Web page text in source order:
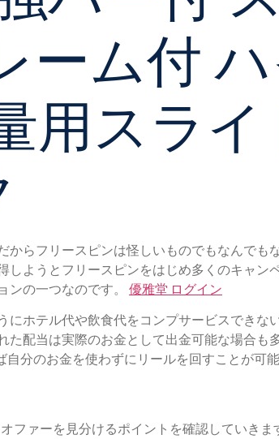
ーム付
用スライ
らフリースピンは怪しいものでもなんでも
ようとフリースピンをはじめ多くのキャン
ンの一つなのです。 優雅堂 ログイン
ホテル代や飲食代をコンプサービスできな
配当は実際のお金として出金可能な場合も
分のお金を使わずにリールを回すことが可
ファーを見分けるポイントを確認していきま